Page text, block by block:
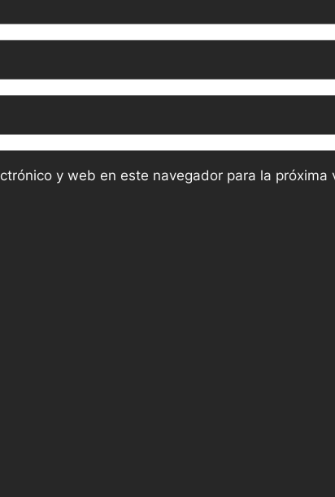
y web en este navegador para la próxima